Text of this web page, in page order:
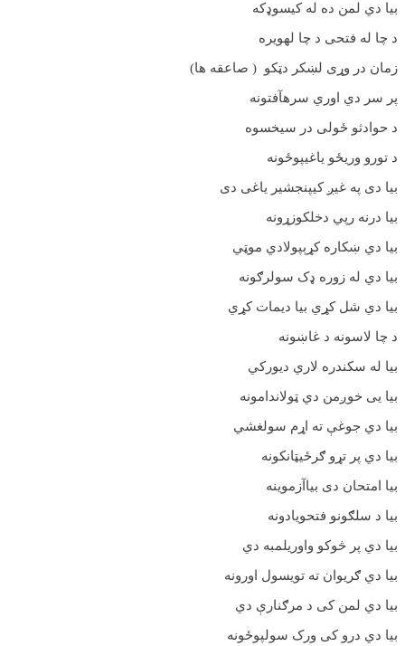
بیا دي لمن ده له کیسوډکه
د چا له فتحی د چا لهویره
زمان در وړی لښکر دټکو ( صاعقه ها)
پر سر دي اوري سرهآفتونه
د حوادثو ځولی در سیخسوه
د تورو وریځو یاغیپوځونه
بیا دی په غیږ کیپنجشیر یاغی دی
بیا درنه رپي دخلکوزړونه
بیا دي ښکاره کړېپولادي موټي
بیا دي له زوره ډک سولرګونه
بیا دي شل کړي بیا ديمات کړي
د چا لاسونه د غاښونه
بیا له سکندره لاري ديورکي
بیا یی خوږمن دي ټولاندامونه
بیا دي جوغې ته اړم سولغشي
بیا دي پر تړو ګرځیټانکونه
بیا امتحان دی بیاآزموینه
بیا د سلګونو فتحویادونه
بیا دي پر څوکو واوريلمبه دي
بیا دي ګریوان ته تویسول اورونه
بیا دي لمن کی د مرګنارې دي
بیا دي درو کی ورک سولپوځونه